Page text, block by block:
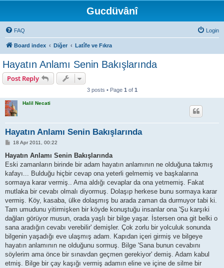
Gucdüvânî
FAQ Login
Board index Diğer Latîfe ve Fıkra
Hayatın Anlamı Senin Bakışlarında
Post Reply
3 posts • Page 1 of 1
Halil Necati
Hayatın Anlamı Senin Bakışlarında
P
s
18 Apr 2011, 00:22
Hayatın Anlamı Senin Bakışlarında
Eski zamanların birinde bir adam hayatın anlamının ne olduğuna takmış
kafayı... Bulduğu hiçbir cevap ona yeterli gelmemiş ve başkalarına
sormaya karar vermiş.. Ama aldığı cevaplar da ona yetmemiş. Fakat
mutlaka bir cevabı olmalı diyormuş. Dolaşıp herkese bunu sormaya karar
vermiş. Köy, kasaba, ülke dolaşmış bu arada zaman da durmuyor tabi ki.
Tam umudunu yitirmişken bir köyde konuştuğu insanlar ona 'Şu karşıki
dağları görüyor musun, orada yaşlı bir bilge yaşar. İstersen ona git belki o
sana aradığın cevabı verebilir' demişler. Çok zorlu bir yolculuk sonunda
bilgenin yaşadığı eve ulaşmış adam. Kapıdan içeri girmiş ve bilgeye
hayatın anlamının ne olduğunu sormuş. Bilge 'Sana bunun cevabını
söylerim ama önce bir sınavdan geçmen gerekiyor' demiş. Adam kabul
etmiş. Bilge bir çay kaşığı vermiş adamın eline ve içine de silme bir